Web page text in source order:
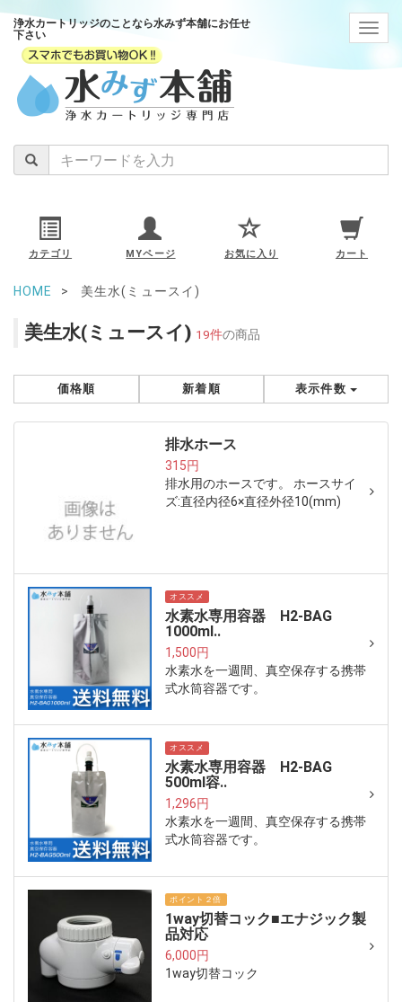
浄水カートリッジのことなら水みず本舗にお任せ
下さい
カテゴリ MYページ お気に入り カート
HOME 美生水(ミュースイ)
美生水(ミュースイ) 19件の商品
価格順 新着順 表示件数
排水ホース
315円
排水用のホースです。 ホースサイ
ズ:直径内径6×直径外径10(mm)
オススメ
水素水専用容器 H2-BAG
1000ml..
1,500円
水素水を一週間、真空保存する携帯
式水筒容器です。
オススメ
水素水専用容器 H2-BAG
500ml容..
1,296円
水素水を一週間、真空保存する携帯
式水筒容器です。
ポイント２倍
1way切替コック■エナジック製
品対応
6,000円
1way切替コック